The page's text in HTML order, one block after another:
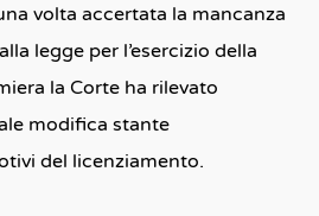
volta accertata la mancanza
legge per l’esercizio della
la Corte ha rilevato
modifica stante
del licenziamento.